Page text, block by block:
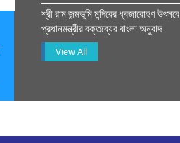
শ্রী রাম জন্মভূমি মন্দিরের ধ্বজারোহণ উৎসবে
প্রধানমন্ত্রীর বক্তব্যের বাংলা অনুবাদ
View All